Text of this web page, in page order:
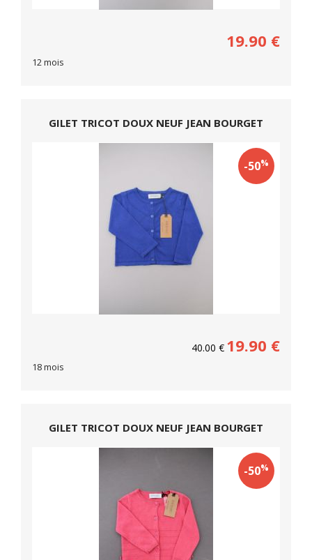
19.90 €
12 mois
GILET TRICOT DOUX NEUF JEAN BOURGET
-50%
40.00 € 19.90 €
18 mois
GILET TRICOT DOUX NEUF JEAN BOURGET
-50%